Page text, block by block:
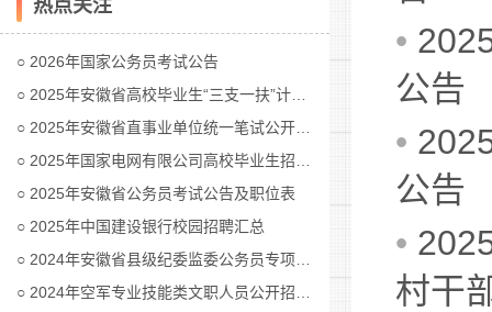
热点关注
2026年国家公务员考试公告
2025年安徽省高校毕业生“三支一扶”计划招募公告
2025年安徽省直事业单位统一笔试公开招聘工作人员公告
2025年国家电网有限公司高校毕业生招聘公告(第二批)汇总
2025年安徽省公务员考试公告及职位表
2025年中国建设银行校园招聘汇总
2024年安徽省县级纪委监委公务员专项招考公告及职位表汇总
2024年空军专业技能类文职人员公开招考公告
•
公告
•
公告
•
村干